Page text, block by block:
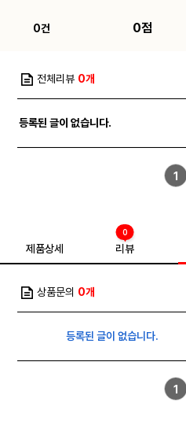
0건 0점
전체리뷰 0개
등록된 글이 없습니다.
1
제품상세 리뷰
0
상품문의 0개
등록된 글이 없습니다.
1